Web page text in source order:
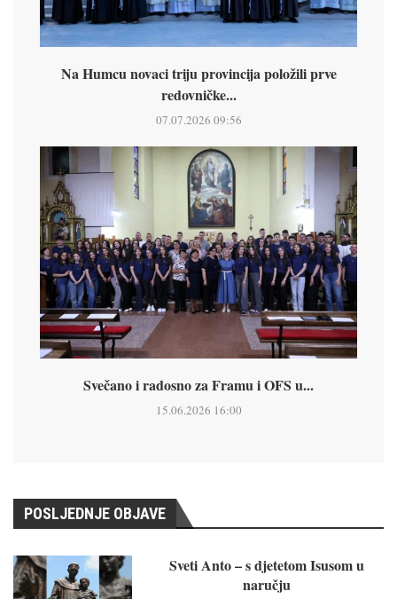
Na Humcu novaci triju provincija položili prve
redovničke...
07.07.2026 09:56
Svečano i radosno za Framu i OFS u...
15.06.2026 16:00
POSLJEDNJE OBJAVE
Sveti Anto – s djetetom Isusom u
naručju